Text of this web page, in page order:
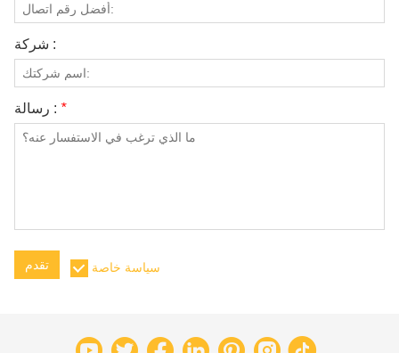
شركة :
رسالة : *
تقدم سياسة خاصة